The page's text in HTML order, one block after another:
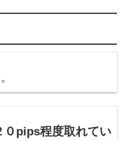
０pips程度取れてい